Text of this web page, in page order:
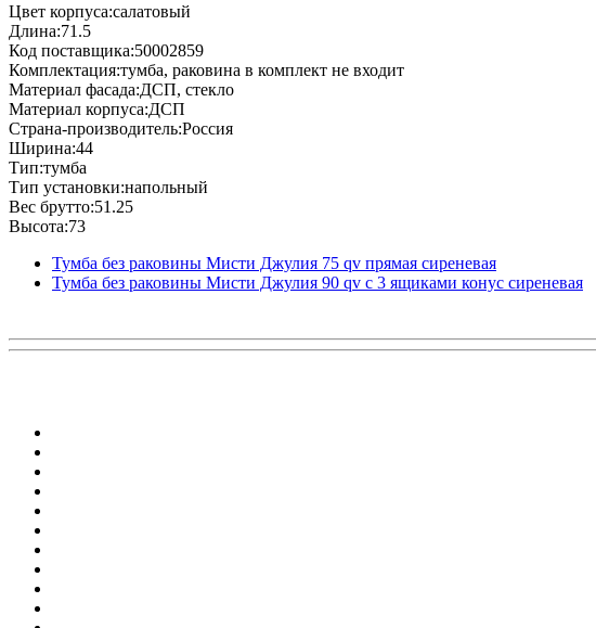
Цвет корпуса:салатовый
Длина:71.5
Код поставщика:50002859
Комплектация:тумба, раковина в комплект не входит
Материал фасада:ДСП, стекло
Материал корпуса:ДСП
Страна-производитель:Россия
Ширина:44
Тип:тумба
Тип установки:напольный
Вес брутто:51.25
Высота:73
Тумба без раковины Мисти Джулия 75 qv прямая сиреневая
Тумба без раковины Мисти Джулия 90 qv с 3 ящиками конус сиреневая